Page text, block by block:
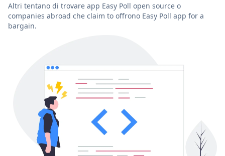
Altri tentano di trovare app Easy Poll open source o
companies abroad che claim to offrono Easy Poll app for a
bargain.